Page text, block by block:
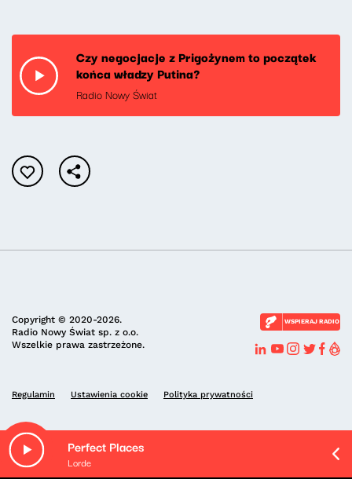
Perfect Places
Lorde
Czy negocjacje z Prigożynem to początek
końca władzy Putina?
Radio Nowy Świat
Copyright © 2020-2026.
Radio Nowy Świat sp. z o.o.
Wszelkie prawa zastrzeżone.
WSPIERAJ RADIO
Regulamin Ustawienia cookie Polityka prywatności